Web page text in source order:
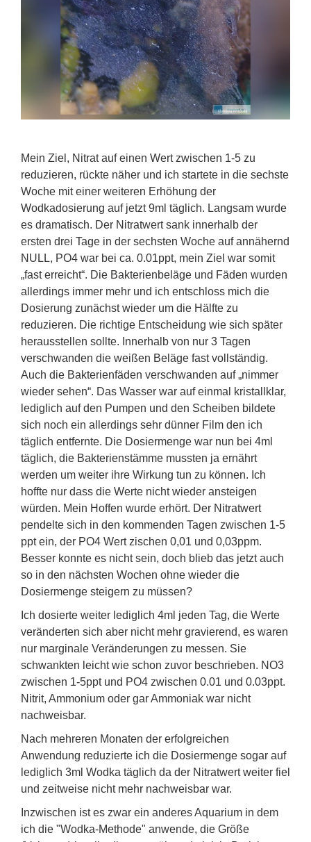
Mein Ziel, Nitrat auf einen Wert zwischen 1-5 zu
reduzieren, rückte näher und ich startete in die sechste
Woche mit einer weiteren Erhöhung der
Wodkadosierung auf jetzt 9ml täglich. Langsam wurde
es dramatisch. Der Nitratwert sank innerhalb der
ersten drei Tage in der sechsten Woche auf annähernd
NULL, PO4 war bei ca. 0.01ppt, mein Ziel war somit
„fast erreicht“. Die Bakterienbeläge und Fäden wurden
allerdings immer mehr und ich entschloss mich die
Dosierung zunächst wieder um die Hälfte zu
reduzieren. Die richtige Entscheidung wie sich später
herausstellen sollte. Innerhalb von nur 3 Tagen
verschwanden die weißen Beläge fast vollständig.
Auch die Bakterienfäden verschwanden auf „nimmer
wieder sehen“. Das Wasser war auf einmal kristallklar,
lediglich auf den Pumpen und den Scheiben bildete
sich noch ein allerdings sehr dünner Film den ich
täglich entfernte. Die Dosiermenge war nun bei 4ml
täglich, die Bakterienstämme mussten ja ernährt
werden um weiter ihre Wirkung tun zu können. Ich
hoffte nur dass die Werte nicht wieder ansteigen
würden. Mein Hoffen wurde erhört. Der Nitratwert
pendelte sich in den kommenden Tagen zwischen 1-5
ppt ein, der PO4 Wert zischen 0,01 und 0,03ppm.
Besser konnte es nicht sein, doch blieb das jetzt auch
so in den nächsten Wochen ohne wieder die
Dosiermenge steigern zu müssen?
Ich dosierte weiter lediglich 4ml jeden Tag, die Werte
veränderten sich aber nicht mehr gravierend, es waren
nur marginale Veränderungen zu messen. Sie
schwankten leicht wie schon zuvor beschrieben. NO3
zwischen 1-5ppt und PO4 zwischen 0.01 und 0.03ppt.
Nitrit, Ammonium oder gar Ammoniak war nicht
nachweisbar.
Nach mehreren Monaten der erfolgreichen
Anwendung reduzierte ich die Dosiermenge sogar auf
lediglich 3ml Wodka täglich da der Nitratwert weiter fiel
und zeitweise nicht mehr nachweisbar war.
Inzwischen ist es zwar ein anderes Aquarium in dem
ich die "Wodka-Methode" anwende, die Größe